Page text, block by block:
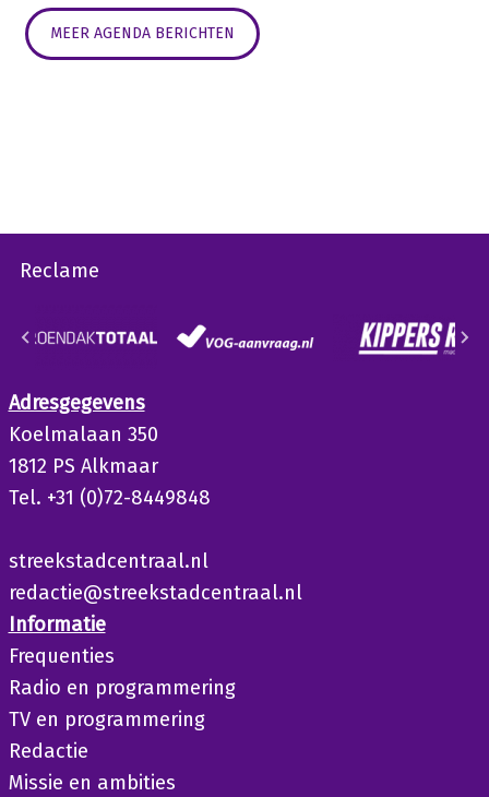
MEER AGENDA BERICHTEN
Reclame
Adresgegevens
Koelmalaan 350
1812 PS Alkmaar
Tel. +31 (0)72-8449848
streekstadcentraal.nl
redactie@streekstadcentraal.nl
Informatie
Frequenties
Radio en programmering
TV en programmering
Redactie
Missie en ambities